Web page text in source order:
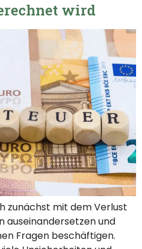
wird
zunächst mit dem Verlust
auseinandersetzen und
Fragen beschäftigen.